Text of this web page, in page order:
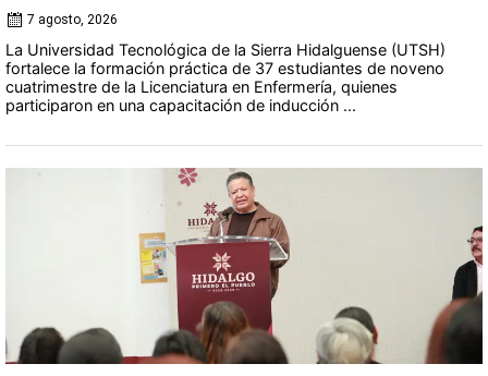
7 agosto, 2026
La Universidad Tecnológica de la Sierra Hidalguense (UTSH)
fortalece la formación práctica de 37 estudiantes de noveno
cuatrimestre de la Licenciatura en Enfermería, quienes
participaron en una capacitación de inducción ...